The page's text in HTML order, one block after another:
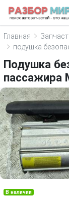
Главная
подушка
Подушка
пассажира
В наличии